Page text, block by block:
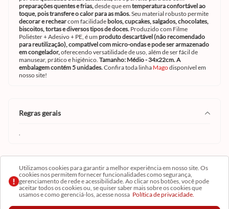
Utilizamos cookies para garantir a melhor experiência em nosso site. Os
cookies nos permitem fornecer funcionalidades como segurança,
gerenciamento de rede e acessibilidade. Ao clicar nos botões, você pode
aceitar todos os cookies ou, se quiser saber mais sobre os cookies que
usamos e como gerenciá-los, acesse nossa Política de privacidade.
preparações quentes e frias, desde que em temperatura confortável ao
toque, pois transfere o calor para as mãos.Seu material robusto permite
decorar e rechearcom facilidade bolos, cupcakes, salgados, chocolates,
biscoitos, tortas e diversos tipos de doces. Produzido com Filme
Poliéster + Adesivo + PE, é um produto descartável (não recomendado
para reutilização), compatível com micro-ondas e pode ser armazenado
em congelador, oferecendo versatilidade de uso, além de ser fácil de
manusear, prático e higiênico. Tamanho: Médio - 34x22cm. A
embalagem contém 5 unidades.Confira toda linha Magodisponível em
nosso site!
regras gerais
tamanho
M